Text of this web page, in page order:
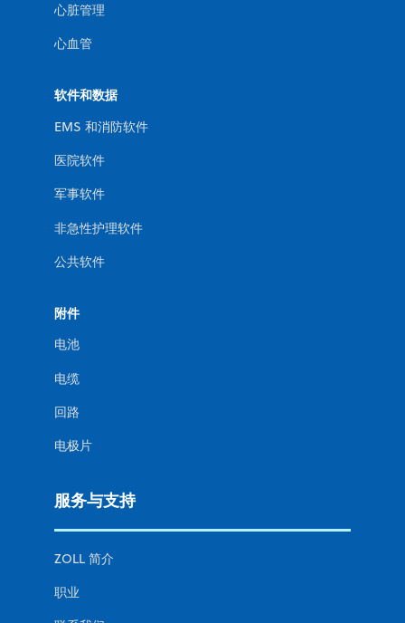
心脏管理
心血管
软件和数据
EMS 和消防软件
医院软件
军事软件
非急性护理软件
公共软件
附件
电池
电缆
回路
电极片
服务与支持
ZOLL 简介
职业